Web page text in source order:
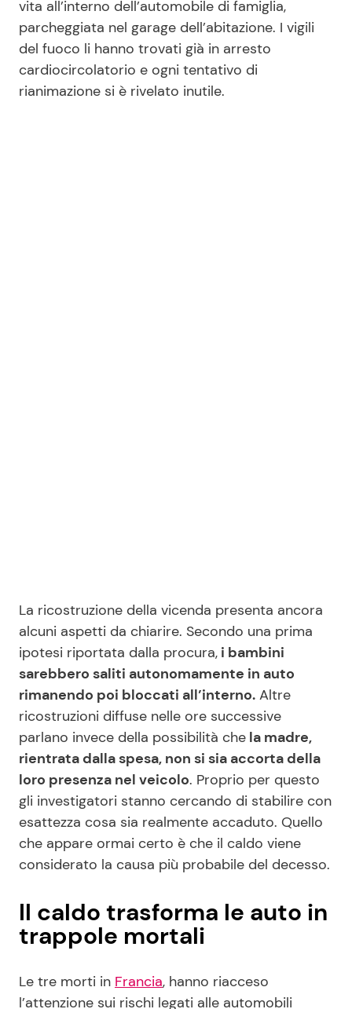
vita all’interno dell’automobile di famiglia,
parcheggiata nel garage dell’abitazione. I vigili
del fuoco li hanno trovati già in arresto
cardiocircolatorio e ogni tentativo di
rianimazione si è rivelato inutile.
La ricostruzione della vicenda presenta ancora
alcuni aspetti da chiarire. Secondo una prima
ipotesi riportata dalla procura, i bambini
sarebbero saliti autonomamente in auto
rimanendo poi bloccati all’interno. Altre
ricostruzioni diffuse nelle ore successive
parlano invece della possibilità che la madre,
rientrata dalla spesa, non si sia accorta della
loro presenza nel veicolo. Proprio per questo
gli investigatori stanno cercando di stabilire con
esattezza cosa sia realmente accaduto. Quello
che appare ormai certo è che il caldo viene
considerato la causa più probabile del decesso.
Il caldo trasforma le auto in
trappole mortali
Le tre morti in Francia, hanno riacceso
l’attenzione sui rischi legati alle automobili